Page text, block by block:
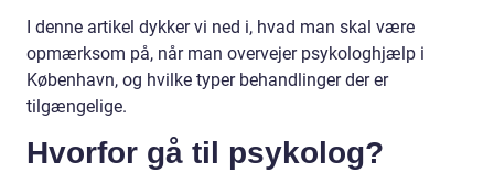
I denne artikel dykker vi ned i, hvad man skal være
opmærksom på, når man overvejer psykologhjælp i
København, og hvilke typer behandlinger der er
tilgængelige.
Hvorfor gå til psykolog?